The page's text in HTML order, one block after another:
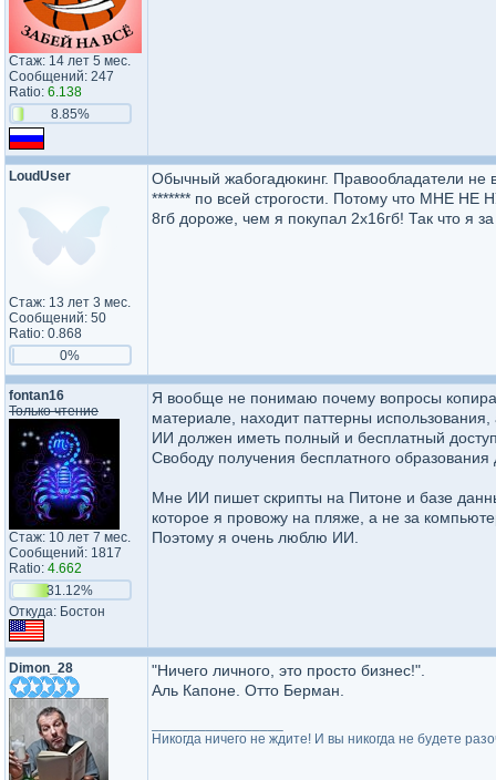
Стаж: 14 лет 5 мес.
Сообщений: 247
Ratio: 6.138
8.85%
LoudUser
Стаж: 13 лет 3 мес.
Сообщений: 50
Ratio: 0.868
0%
Обычный жабогадюкинг. Правообладатели
******* по всей строгости. Потому что МНЕ НЕ
8гб дороже, чем я покупал 2х16гб! Так что я
fontan16
Только чтение
Стаж: 10 лет 7 мес.
Сообщений: 1817
Ratio: 4.662
31.12%
Откуда: Бостон
Я вообще не понимаю почему вопросы
материале, находит паттерны
ИИ должен иметь полный и бесплатный
Свободу получения бесплатного
Мне ИИ пишет скрипты на Питоне и базе
которое я провожу на пляже, а не за
Поэтому я очень люблю ИИ.
Dimon_28
"Ничего личного, это просто бизнес!".
Аль Капоне. Отто Берман.
Никогда ничего не ждите! И вы никогда не будете